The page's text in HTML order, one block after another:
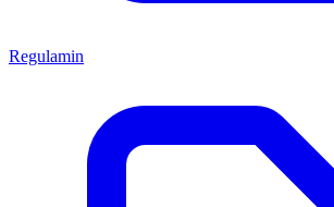
Regulamin